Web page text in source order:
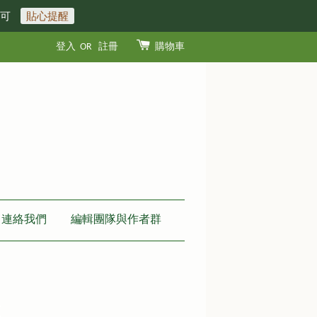
貼心提醒
登入 OR 註冊 購物車
連絡我們 編輯團隊與作者群